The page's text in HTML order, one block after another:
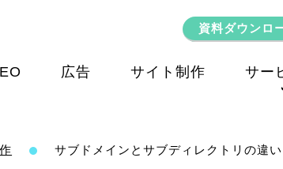
資料ダウンロ
広告 サイト制作 サー
サブドメインとサブディレクトリの違